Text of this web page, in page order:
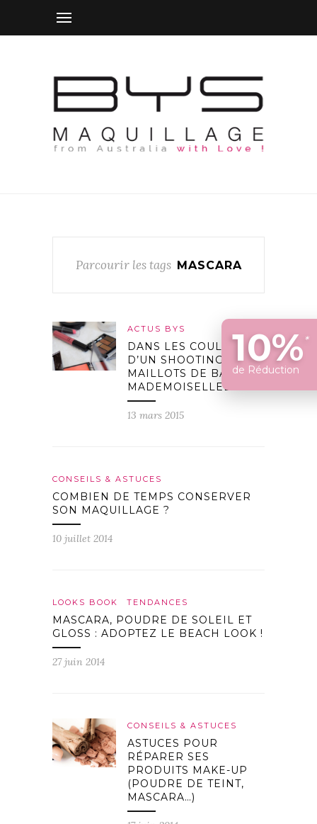
Parcourir les tags MASCARA
ACTUS BYS
DANS LES COULISSES
D’UN SHOOTING
MAILLOTS DE BAIN DE
MADEMOISELLEBIKINI.COM
13 mars 2015
CONSEILS & ASTUCES
COMBIEN DE TEMPS CONSERVER
SON MAQUILLAGE ?
10 juillet 2014
LOOKS BOOK TENDANCES
MASCARA, POUDRE DE SOLEIL ET
GLOSS : ADOPTEZ LE BEACH LOOK !
27 juin 2014
CONSEILS & ASTUCES
ASTUCES POUR
RÉPARER SES
PRODUITS MAKE-UP
(POUDRE DE TEINT,
MASCARA…)
10%*
de Réduction